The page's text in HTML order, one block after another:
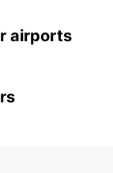
airports